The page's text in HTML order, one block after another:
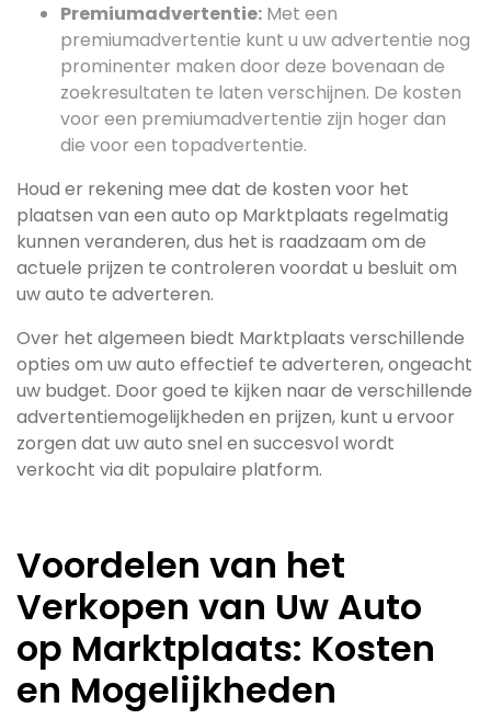
Premiumadvertentie: Met een
premiumadvertentie kunt u uw advertentie nog
prominenter maken door deze bovenaan de
zoekresultaten te laten verschijnen. De kosten
voor een premiumadvertentie zijn hoger dan
die voor een topadvertentie.
Houd er rekening mee dat de kosten voor het
plaatsen van een auto op Marktplaats regelmatig
kunnen veranderen, dus het is raadzaam om de
actuele prijzen te controleren voordat u besluit om
uw auto te adverteren.
Over het algemeen biedt Marktplaats verschillende
opties om uw auto effectief te adverteren, ongeacht
uw budget. Door goed te kijken naar de verschillende
advertentiemogelijkheden en prijzen, kunt u ervoor
zorgen dat uw auto snel en succesvol wordt
verkocht via dit populaire platform.
Voordelen van het
Verkopen van Uw Auto
op Marktplaats: Kosten
en Mogelijkheden